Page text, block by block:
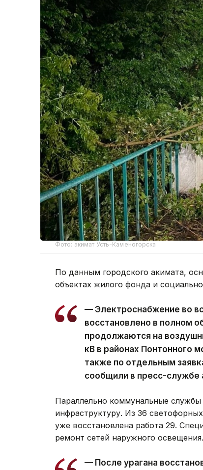
Фото: акимат Усть-Каменогорска
По данным городского акимата,
объектах жилого фонда и
— Электроснабжение во
восстановлено в полном
продолжаются на
кВ в районах Понтонного
также по отдельным
сообщили в пресс-службе
Параллельно коммунальные
инфраструктуру. Из 36
уже восстановлена работа 29.
ремонт сетей наружного освещения.
— После урагана